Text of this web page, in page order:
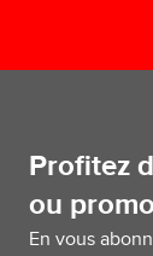
Profitez
ou
En vous